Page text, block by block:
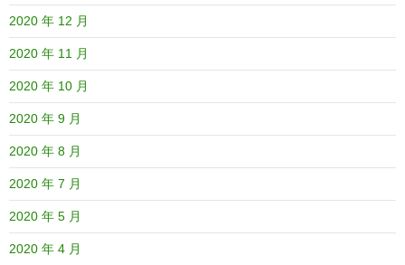
2020 年 12 月
2020 年 11 月
2020 年 10 月
2020 年 9 月
2020 年 8 月
2020 年 7 月
2020 年 5 月
2020 年 4 月